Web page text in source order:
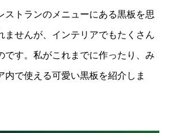
ストランのメニューにある黒板を思
ませんが、インテリアでもたくさん
です。私がこれまでに作ったり、み
内で使える可愛い黒板を紹介しま